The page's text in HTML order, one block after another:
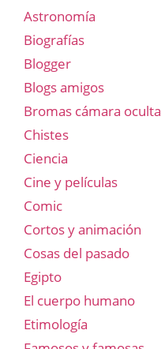
Astronomía
Biografías
Blogger
Blogs amigos
Bromas cámara oculta
Chistes
Ciencia
Cine y películas
Comic
Cortos y animación
Cosas del pasado
Egipto
El cuerpo humano
Etimología